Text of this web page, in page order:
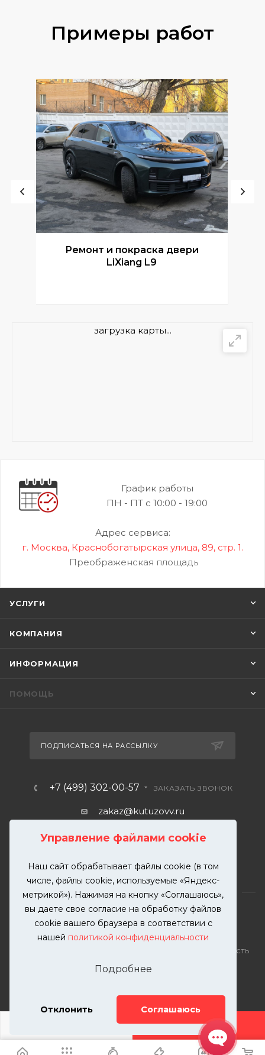
Управление файлами cookie
Наш сайт обрабатывает файлы cookie (в том
числе, файлы cookie, используемые «Яндекс-
метрикой»). Нажимая на кнопку «Соглашаюсь»,
вы даете свое согласие на обработку файлов
cookie вашего браузера в соответствии с
нашей политикой конфиденциальности
Подробнее
Отклонить Соглашаюсь
ДОБАВИТЬ УСЛУГУ
Примеры работ
Ремонт и покраска двери
LiXiang L9
загрузка карты...
График работы
ПН - ПТ с 10:00 - 19:00
Адрес сервиса:
г. Москва, Краснобогатырская улица, 89, стр. 1.
Преображенская площадь
УСЛУГИ
КОМПАНИЯ
ИНФОРМАЦИЯ
ПОМОЩЬ
ПОДПИСАТЬСЯ НА РАССЫЛКУ
+7 (499) 302-00-57 ЗАКАЗАТЬ ЗВОНОК
zakaz@kutuzovv.ru
г. Москва, Краснобогатырская
улица, 89, стр. 1.
2026 © KUTUZOVV | Кузовной ремонт и покраска
автомобилей. Вся информация на сайте – собственность
ООО "КУТУЗОВВ"
Публикация информации с сайта KUTUZOVV.RU без
Телефон: 8(499)-302-00-57